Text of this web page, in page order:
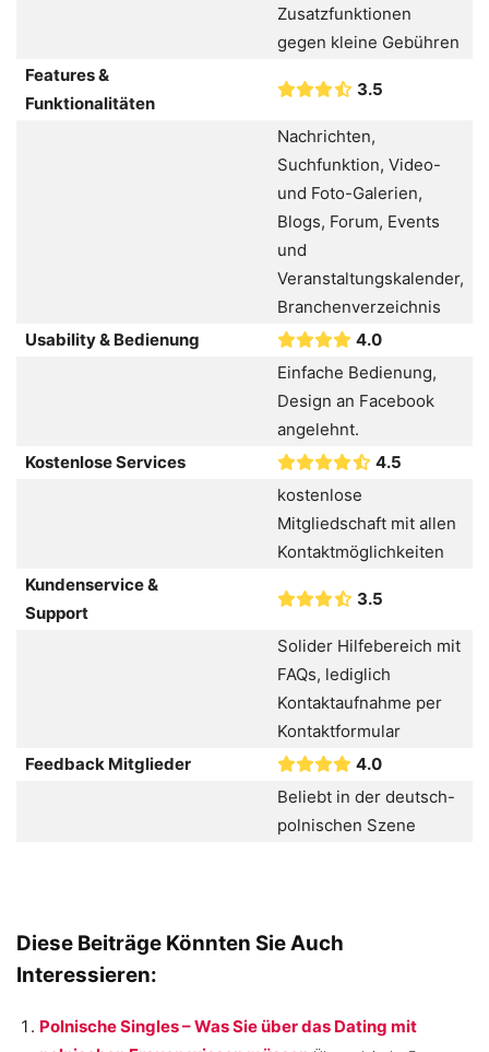
Zusatzfunktionen
gegen kleine Gebühren
Features &
Funktionalitäten
3.5
Nachrichten,
Suchfunktion, Video-
und Foto-Galerien,
Blogs, Forum, Events
und
Veranstaltungskalender,
Branchenverzeichnis
Usability & Bedienung
4.0
Einfache Bedienung,
Design an Facebook
angelehnt.
Kostenlose Services
4.5
kostenlose
Mitgliedschaft mit allen
Kontaktmöglichkeiten
Kundenservice &
Support
3.5
Solider Hilfebereich mit
FAQs, lediglich
Kontaktaufnahme per
Kontaktformular
Feedback Mitglieder
4.0
Beliebt in der deutsch-
polnischen Szene
Diese Beiträge Könnten Sie Auch
Interessieren:
Polnische Singles – Was Sie über das Dating mit